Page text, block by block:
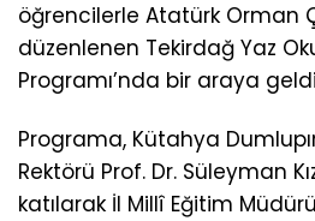
öğrencilerle Atatürk Orman
düzenlenen Tekirdağ Yaz
Programı’nda bir araya
Programa, Kütahya
Rektörü Prof. Dr. Süleyman
katılarak İl Millî Eğitim